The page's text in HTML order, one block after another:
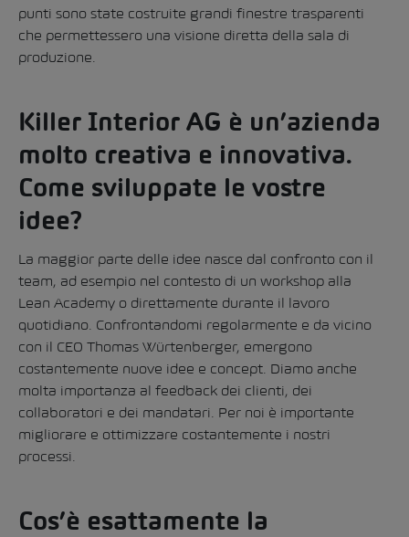
punti sono state costruite grandi finestre trasparenti
che permettessero una visione diretta della sala di
produzione.
Killer Interior AG è un’azienda
molto creativa e innovativa.
Come sviluppate le vostre
idee?
La maggior parte delle idee nasce dal confronto con il
team, ad esempio nel contesto di un workshop alla
Lean Academy o direttamente durante il lavoro
quotidiano. Confrontandomi regolarmente e da vicino
con il CEO Thomas Würtenberger, emergono
costantemente nuove idee e concept. Diamo anche
molta importanza al feedback dei clienti, dei
collaboratori e dei mandatari. Per noi è importante
migliorare e ottimizzare costantemente i nostri
processi.
Cos’è esattamente la